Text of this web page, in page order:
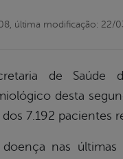
última modificação: 22/
de Saúde
desta
dos 7.192 pacientes
nas